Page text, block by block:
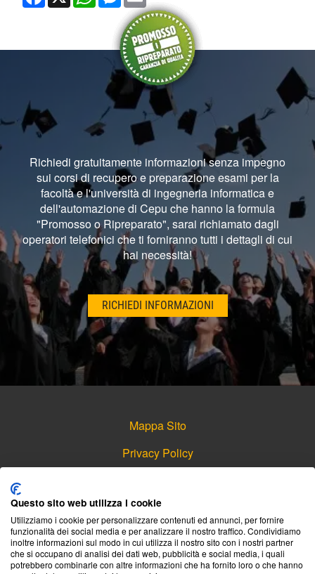
Richiedi gratuitamente informazioni senza impegno
sui corsi di recupero e preparazione esami per la
facoltà e l'università di ingegneria informatica e
dell'automazione di Cepu che hanno la formula
"Promosso o Ripreparato", sarai richiamato dagli
operatori telefonici che ti forniranno tutti i dettagli di cui
hai necessità!
RICHIEDI INFORMAZIONI
Mappa Sito
Privacy Policy
Recupero Esami Facoltà Economiche,
Recupero Esami Facoltà Linguistiche ,Recupero Esami Facoltà Sanitarie
Recupero Esami Facoltà Scientifiche,Recupero Esami Facoltà Umanistiche
Questo sito web utilizza i cookie
Utilizziamo i cookie per personalizzare contenuti ed annunci, per fornire
funzionalità dei social media e per analizzare il nostro traffico. Condividiamo
inoltre informazioni sul modo in cui utilizza il nostro sito con i nostri partner
che si occupano di analisi dei dati web, pubblicità e social media, i quali
potrebbero combinarle con altre informazioni che ha fornito loro o che hanno